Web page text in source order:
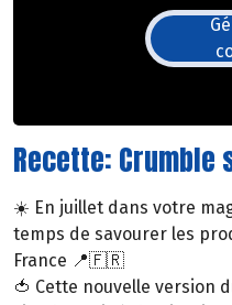
Recette:
☀️ En juillet dans votre
temps de savourer les
France 📍🇫🇷
🍅 Cette nouvelle version